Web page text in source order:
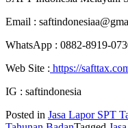
Email :
WhatsApp : 0882-8919-
Web Site : https://
IG : saftindonesia
Posted in Jasa Lapor SPT